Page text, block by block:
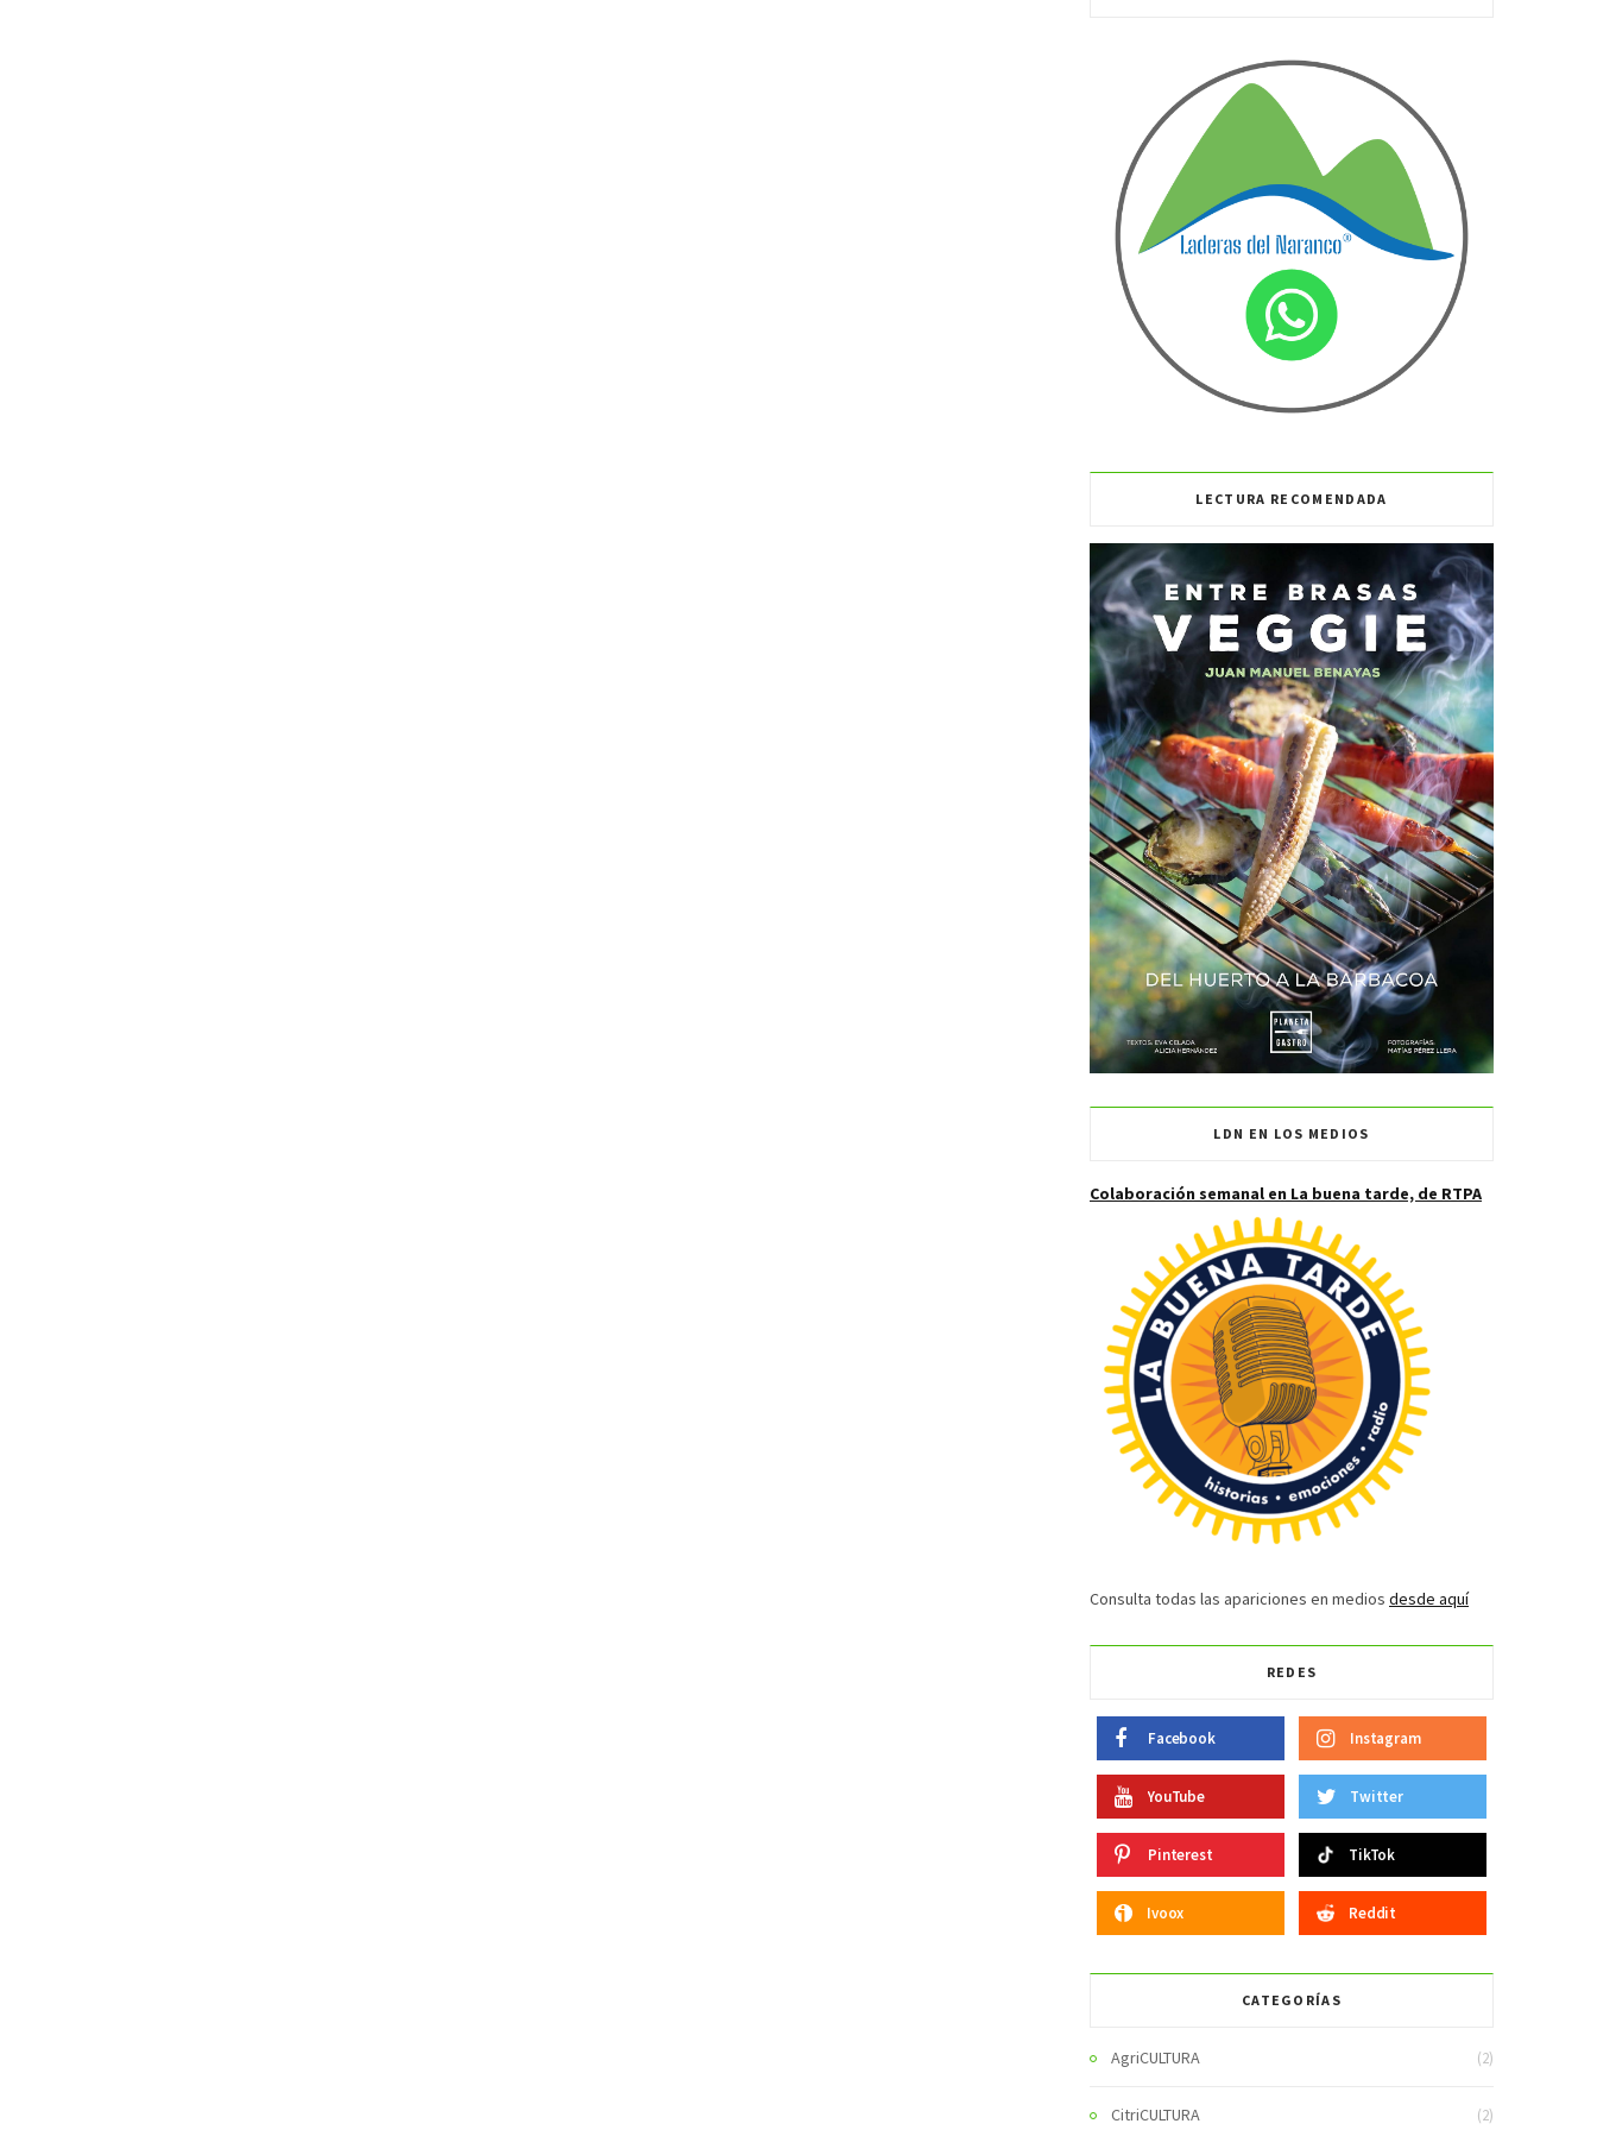
LECTURA RECOMENDADA
LDN EN LOS MEDIOS
Colaboración semanal en La buena tarde, de RTPA
Consulta todas las apariciones en medios desde aquí
REDES
Facebook Instagram
YouTube Twitter
Pinterest TikTok
Ivoox Reddit
CATEGORÍAS
AgriCULTURA (2)
CitriCULTURA (2)